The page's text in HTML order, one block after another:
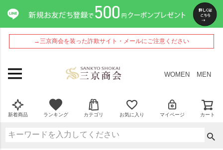
→三京商会を装った詐欺サイト・メールにご注意ください
WOMEN MEN
新着商品 ランキング カテゴリ お気に入り マイページ カート